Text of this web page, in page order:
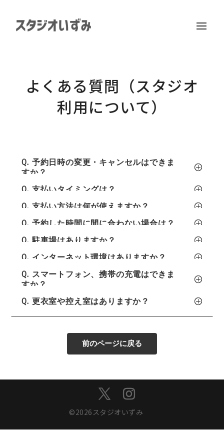
よくある質問（スタジオ
利用について）
Q. 予約日時の変更・キャンセルはできま
すか？
Q. 支払いタイミングは？
Q. 支払い方法は何が使えますか？
Q. 予約した時間に間に合わない場合は？
Q. 駐車場はありますか？
Q. インターネット環境はありますか？
Q. スマートフォン、携帯の充電はできま
すか？
Q. 更衣室や控え室はありますか？
前のページに戻る